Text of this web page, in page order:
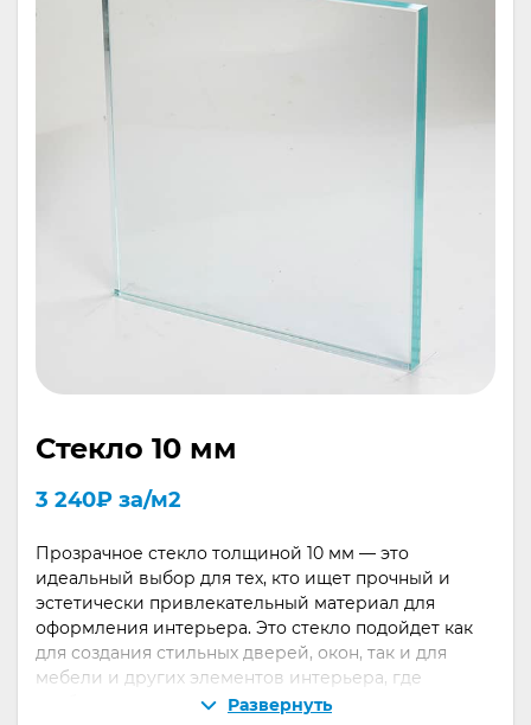
Стекло 10 мм
3 240₽ за/м2
Прозрачное стекло толщиной 10 мм — это
идеальный выбор для тех, кто ищет прочный и
эстетически привлекательный материал для
оформления интерьера. Это стекло подойдет как
для создания стильных дверей, окон, так и для
мебели и других элементов интерьера, где
требуется сочетание функциональности и
Развернуть